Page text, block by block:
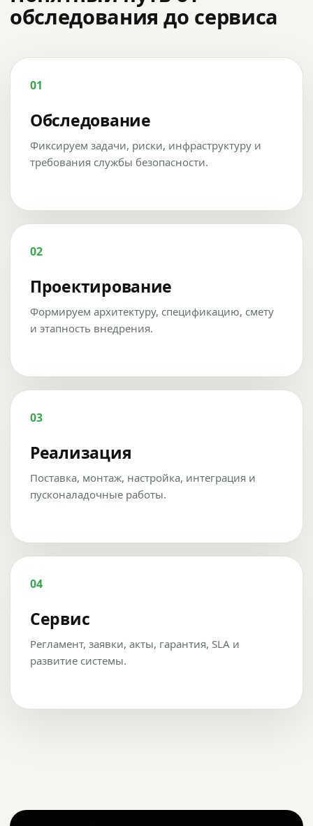
обследования до сервиса
01
Обследование
Фиксируем задачи, риски, инфраструктуру и
требования службы безопасности.
02
Проектирование
Формируем архитектуру, спецификацию, смету
и этапность внедрения.
03
Реализация
Поставка, монтаж, настройка, интеграция и
пусконаладочные работы.
04
Сервис
Регламент, заявки, акты, гарантия, SLA и
развитие системы.